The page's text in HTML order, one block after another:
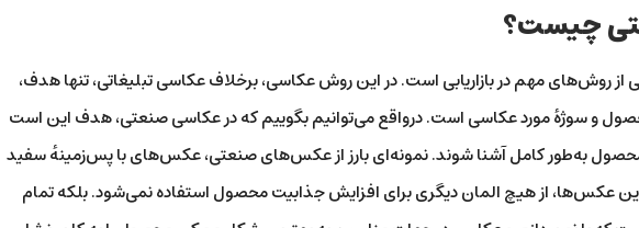
چیست؟
روش‌های مهم در بازاریابی است. در این روش عکاسی، برخلاف عکاسی تبلیغاتی، تنها هدف،
و سوژهٔ مورد عکاسی است. درواقع می‌توانیم بگوییم که در عکاسی صنعتی، هدف این است
محصول به‌طور کامل آشنا شوند. نمونه‌ای بارز از عکس‌های صنعتی، عکس‌های با پس‌زمینهٔ سفید
عکس‌ها، از هیچ المان دیگری برای افزایش جذابیت محصول استفاده نمی‌شود. بلکه تمام